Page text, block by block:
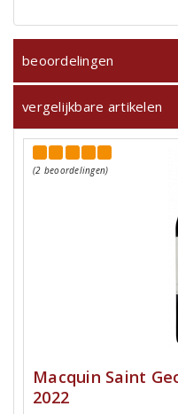
beoordelingen
vergelijkbare artikelen
(2 beoordelingen)
Macquin Saint
2022